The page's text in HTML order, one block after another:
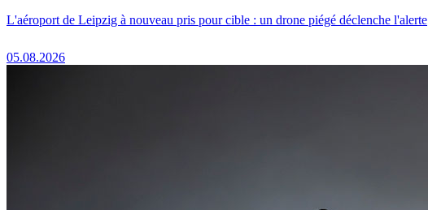
L'aéroport de Leipzig à nouveau pris pour cible : un drone piégé déclenche l'alerte
05.08.2026